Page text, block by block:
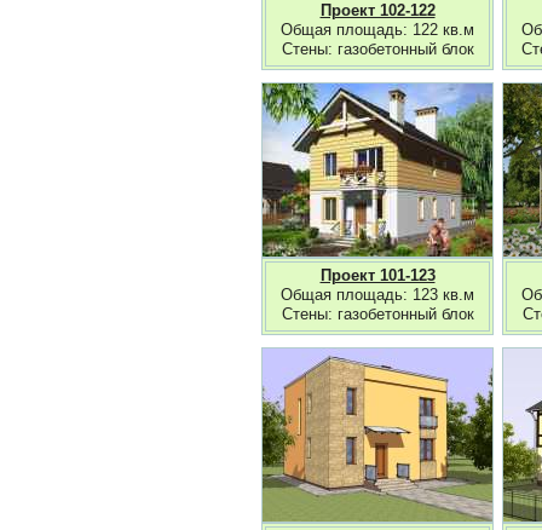
Проект 102-122
Общая площадь: 122 кв.м
Стены: газобетонный блок
Проект 101-123
Общая площадь: 123 кв.м
Стены: газобетонный блок